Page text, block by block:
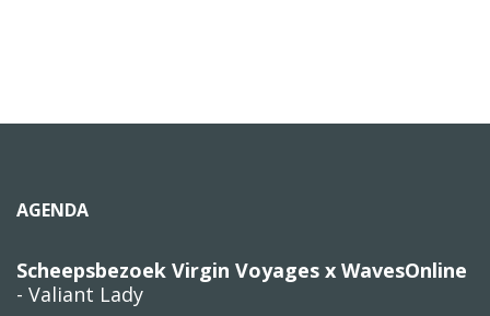
AGENDA
Scheepsbezoek Virgin Voyages x WavesOnline
- Valiant Lady